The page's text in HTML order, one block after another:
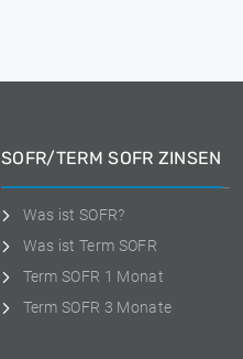
SOFR/TERM SOFR ZINSEN
Was ist SOFR?
Was ist Term SOFR
Term SOFR 1 Monat
Term SOFR 3 Monate